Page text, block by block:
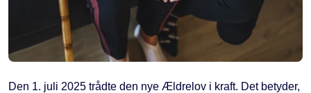
Den 1. juli 2025 trådte den nye Ældrelov i kraft. Det betyder,